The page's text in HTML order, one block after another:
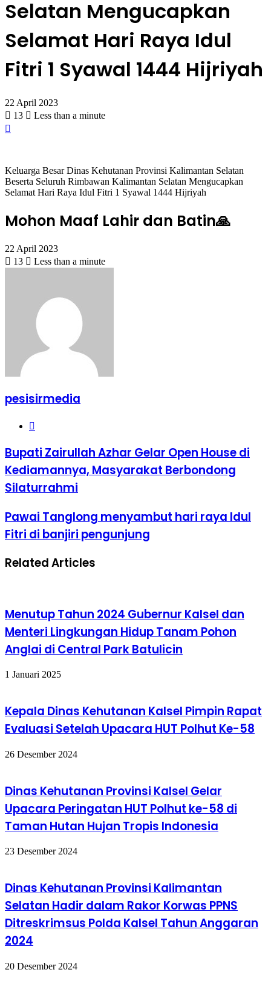
Selatan Mengucapkan
Selamat Hari Raya Idul
Fitri 1 Syawal 1444 Hijriyah
22 April 2023
13
Less than a minute
Keluarga Besar Dinas Kehutanan Provinsi Kalimantan Selatan
Beserta Seluruh Rimbawan Kalimantan Selatan Mengucapkan
Selamat Hari Raya Idul Fitri 1 Syawal 1444 Hijriyah
Mohon Maaf Lahir dan Batin🙏
22 April 2023
13
Less than a minute
pesisirmedia
Bupati Zairullah Azhar Gelar Open House di
Kediamannya, Masyarakat Berbondong
Silaturrahmi
Pawai Tanglong menyambut hari raya Idul
Fitri di banjiri pengunjung
Related Articles
Menutup Tahun 2024 Gubernur Kalsel dan
Menteri Lingkungan Hidup Tanam Pohon
Anglai di Central Park Batulicin
1 Januari 2025
Kepala Dinas Kehutanan Kalsel Pimpin Rapat
Evaluasi Setelah Upacara HUT Polhut Ke-58
26 Desember 2024
Dinas Kehutanan Provinsi Kalsel Gelar
Upacara Peringatan HUT Polhut ke-58 di
Taman Hutan Hujan Tropis Indonesia
23 Desember 2024
Dinas Kehutanan Provinsi Kalimantan
Selatan Hadir dalam Rakor Korwas PPNS
Ditreskrimsus Polda Kalsel Tahun Anggaran
2024
20 Desember 2024